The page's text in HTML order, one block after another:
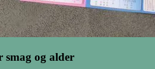
smag og alder